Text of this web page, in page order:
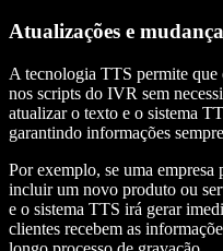
Atualizações e
A tecnologia TTS permite que
nos scripts do IVR sem
atualizar o texto e o sistema
garantindo informações
Por exemplo, se uma
incluir um novo produto ou
e o sistema TTS irá gerar
clientes recebem as